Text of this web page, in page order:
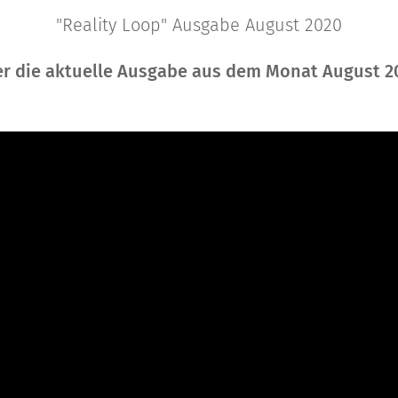
"Reality Loop" Ausgabe August 2020
die aktuelle Ausgabe aus dem Monat August